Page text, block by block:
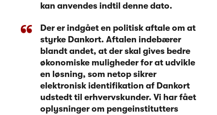
kan anvendes indtil denne dato.
Der er indgået en politisk aftale om at
styrke Dankort. Aftalen indebærer
blandt andet, at der skal gives bedre
økonomiske muligheder for at udvikle
en løsning, som netop sikrer
elektronisk identifikation af Dankort
udstedt til erhvervskunder. Vi har fået
oplysninger om pengeinstitutters